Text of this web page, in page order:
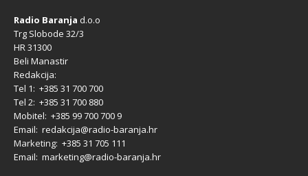
Radio Baranja d.o.o
Trg Slobode 32/3
HR 31300
Beli Manastir
Redakcija:
Tel 1: +385 31 700 700
Tel 2: +385 31 700 880
Mobitel: +385 99 700 700 9
Email: redakcija@radio-baranja.hr
Marketing: +385 31 705 111
Email: marketing@radio-baranja.hr